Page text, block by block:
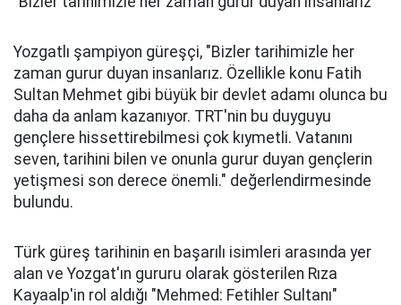
Yozgatlı şampiyon güreşçi, "Bizler tarihimizle her
zaman gurur duyan insanlarız. Özellikle konu Fatih
Sultan Mehmet gibi büyük bir devlet adamı olunca bu
daha da anlam kazanıyor. TRT'nin bu duyguyu
gençlere hissettirebilmesi çok kıymetli. Vatanını
seven, tarihini bilen ve onunla gurur duyan gençlerin
yetişmesi son derece önemli." değerlendirmesinde
bulundu.
Türk güreş tarihinin en başarılı isimleri arasında yer
alan ve Yozgat'ın gururu olarak gösterilen Rıza
Kayaalp'in rol aldığı "Mehmed: Fetihler Sultanı"